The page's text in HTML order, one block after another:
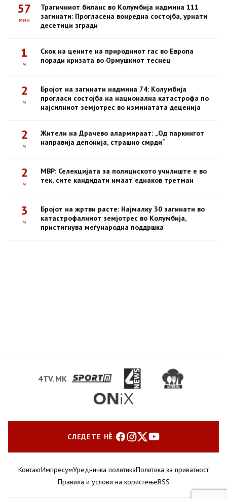
57
мин
Трагичниот биланс во Колумбија надмина 111
загинати: Прогласена вонредна состојба, урнати
десетици згради
1
ч
Скок на цените на природниот гас во Европа
поради кризата во Ормушкиот теснец
2
ч
Бројот на загинати надмина 74: Колумбија
прогласи состојба на национална катастрофа по
најсилниот земјотрес во изминатата деценија
2
ч
Жители на Драчево алармираат: „Од паркингот
направија депонија, страшно смрди“
2
ч
МВР: Селекцијата за полициското училиште е во
тек, сите кандидати имаат еднаков третман
3
ч
Бројот на жртви расте: Најмалку 30 загинати во
катастрофалниот земјотрес во Колумбија,
пристигнува меѓународна поддршка
4TV.MK
СЛЕДЕТЕ НЀ:
КонтактИмпресумУредничка политикаПолитика за приватност
Правила и услови на користењеRSS